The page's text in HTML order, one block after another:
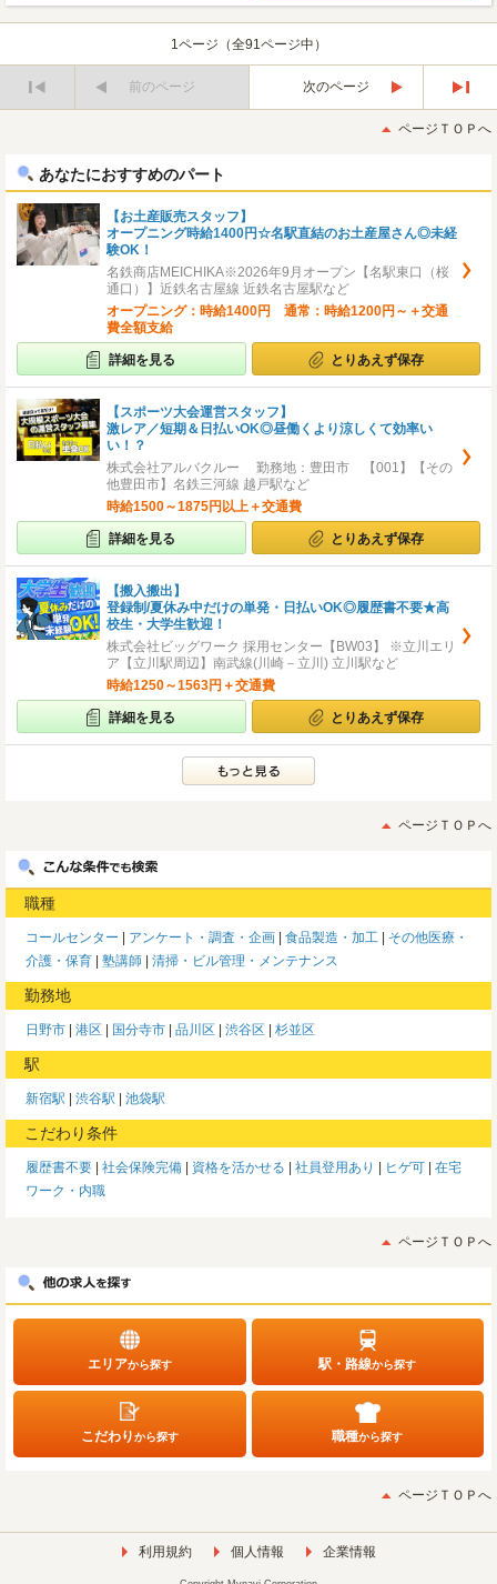
1ページ（全91ページ中）
前のページ
次のページ
後
ページＴＯＰへ
あなたにおすすめのパート
【お土産販売スタッフ】
オープニング時給1400円☆名駅直結のお土産屋さん◎未経
験OK！
名鉄商店MEICHIKA※2026年9月オープン【名駅東口（桜
通口）】近鉄名古屋線 近鉄名古屋駅など
オープニング：時給1400円 通常：時給1200円～＋交通
費全額支給
詳細を見る とりあえず保存
【スポーツ大会運営スタッフ】
激レア／短期＆日払いOK◎昼働くより涼しくて効率い
い！？
株式会社アルバクルー 勤務地：豊田市 【001】【その
他豊田市】名鉄三河線 越戸駅など
時給1500～1875円以上＋交通費
詳細を見る とりあえず保存
【搬入搬出】
登録制/夏休み中だけの単発・日払いOK◎履歴書不要★高
校生・大学生歓迎！
株式会社ビッグワーク 採用センター【BW03】 ※立川エリ
ア【立川駅周辺】南武線(川崎－立川) 立川駅など
時給1250～1563円＋交通費
詳細を見る とりあえず保存
ページＴＯＰへ
職種
コールセンター アンケート・調査・企画 食品製造・加工
その他医療・
介護・保育
塾講師 清掃・ビル管理・メンテナンス
勤務地
日野市 港区 国分寺市 品川区 渋谷区 杉並区
駅
新宿駅 渋谷駅 池袋駅
こだわり条件
履歴書不要 社会保険完備 資格を活かせる 社員登用あり ヒゲ可
在宅
ワーク・内職
ページＴＯＰへ
エリアから探す 駅・路線から探す
こだわりから探す 職種から探す
ページＴＯＰへ
利用規約 個人情報 企業情報